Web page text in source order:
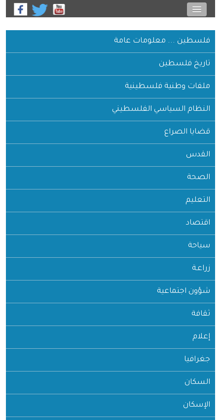
فلسطين ... معلومات عامة
تاريخ فلسطين
ملفات وطنية فلسطينية
النظام السياسي الفلسطيني
قضايا الصراع
القدس
الصحة
التعليم
اقتصاد
سياحة
زراعـة
شؤون اجتماعية
ثقافة
إعلام
جغرافيا
السكان
الإسكان